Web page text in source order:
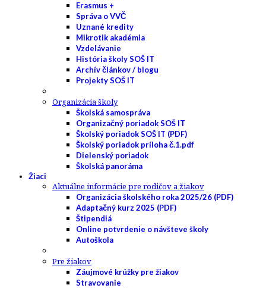
Erasmus +
Správa o VVČ
Uznané kredity
Mikrotik akadémia
Vzdelávanie
História školy SOŠ IT
Archív článkov / blogu
Projekty SOŠ IT
Organizácia školy
Školská samospráva
Organizačný poriadok SOŠ IT
Školský poriadok SOŠ IT (PDF)
Školský poriadok príloha č.1.pdf
Dielenský poriadok
Školská panoráma
Žiaci
Aktuálne informácie pre rodičov a žiakov
Organizácia školského roka 2025/26 (PDF)
Adaptačný kurz 2025 (PDF)
Štipendiá
Online potvrdenie o návšteve školy
Autoškola
Pre žiakov
Záujmové krúžky pre žiakov
Stravovanie